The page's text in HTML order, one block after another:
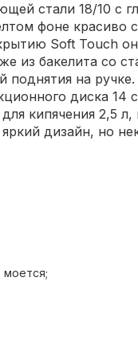
стали 18/10 с
фоне красиво
Soft Touch
из бакелита со
поднятия на
диска 14
кипячения 2,5 л,
дизайн, но
моется;